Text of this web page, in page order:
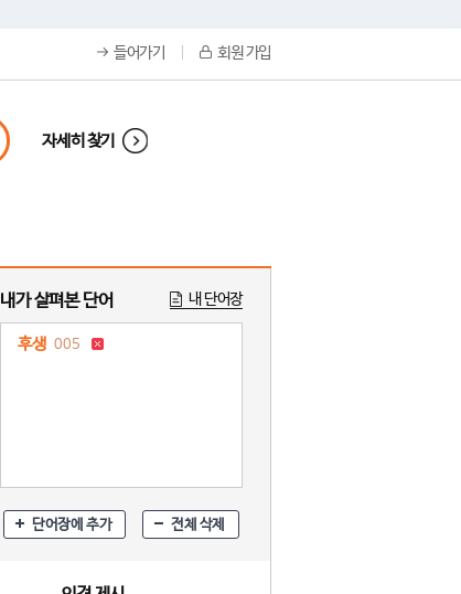
들어가기 회원 가입
자세히 찾기
내가 살펴본 단어 내 단어장
후생 005
단어장에 추가 전체 삭제